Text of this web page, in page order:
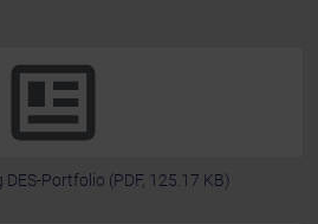
DES-Portfolio (PDF, 125.17 KB)